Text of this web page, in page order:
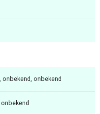
onbekend, onbekend